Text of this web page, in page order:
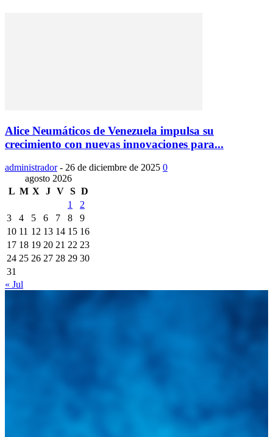
Alice Neumáticos de Venezuela impulsa su
crecimiento con nuevas innovaciones para...
administrador - 26 de diciembre de 2025 0
agosto 2026
L M X J V S D
1
2
3
4 5 6 7 8
9
10 11 12 13 14 15 16
17 18 19 20 21 22 23
24 25 26 27 28 29 30
31
« Jul